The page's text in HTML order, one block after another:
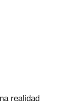
realidad